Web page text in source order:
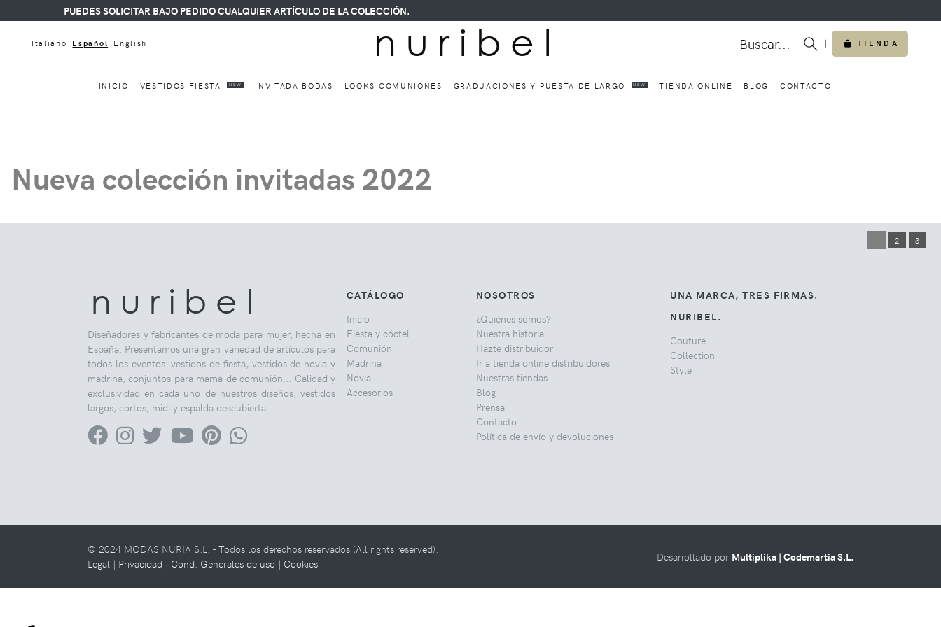
PUEDES SOLICITAR BAJO PEDIDO CUALQUIER ARTÍCULO DE LA COLECCIÓN.
Italiano Español English n u r i b e l Buscar... | TIENDA
INICIO VESTIDOS FIESTA NEW INVITADA BODAS LOOKS COMUNIONES GRADUACIONES Y PUESTA DE LARGO NEW TIENDA ONLINE BLOG CONTACTO
Nueva colección invitadas 2022
1 2 3
n u r i b e l
Diseñadores y fabricantes de moda para mujer, hecha en
España. Presentamos una gran variedad de artículos para
todos los eventos: vestidos de fiesta, vestidos de novia y
madrina, conjuntos para mamá de comunión... Calidad y
exclusividad en cada uno de nuestros diseños, vestidos
largos, cortos, midi y espalda descubierta.
CATÁLOGO
Inicio
Fiesta y cóctel
Comunión
Madrina
Novia
Accesorios
NOSOTROS
¿Quiénes somos?
Nuestra historia
Hazte distribuidor
Ir a tienda online distribuidores
Nuestras tiendas
Blog
Prensa
Contacto
Política de envío y devoluciones
UNA MARCA, TRES FIRMAS.
NURIBEL.
Couture
Collection
Style
© 2024 MODAS NURIA S.L. - Todos los derechos reservados (All rights reserved).
Legal | Privacidad | Cond. Generales de uso | Cookies
Desarrollado por Multiplika | Codemartia S.L.